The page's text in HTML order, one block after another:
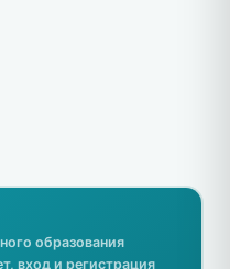
образования
вход и регистрация